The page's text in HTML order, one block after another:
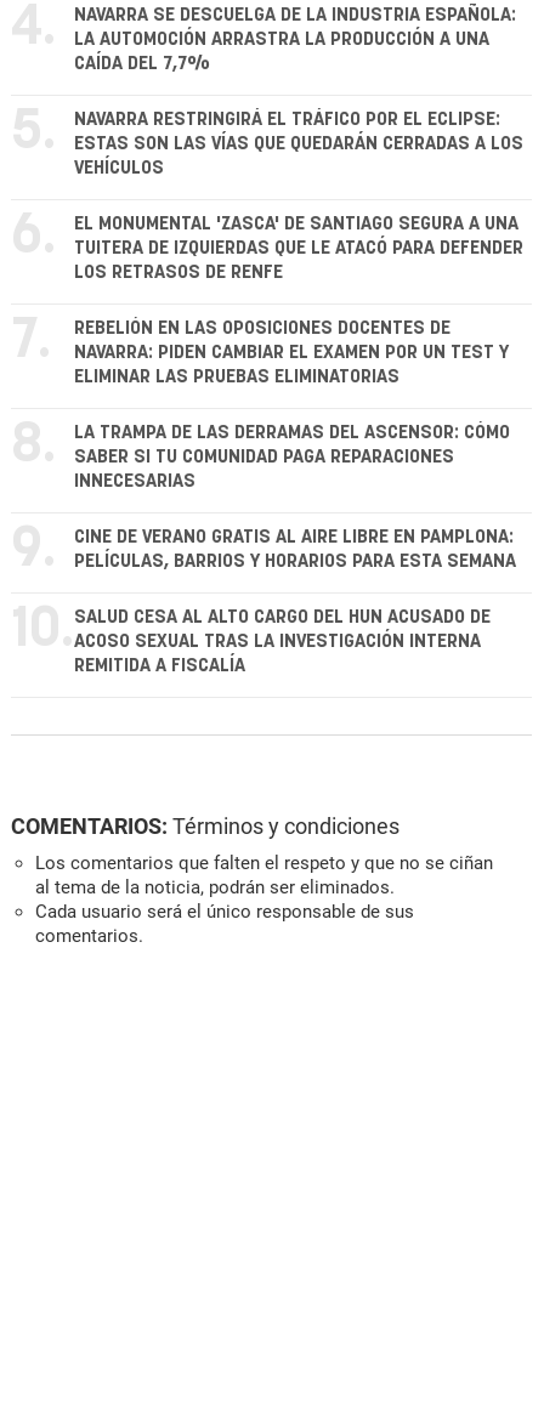
4.
NAVARRA SE DESCUELGA DE LA INDUSTRIA ESPAÑOLA:
LA AUTOMOCIÓN ARRASTRA LA PRODUCCIÓN A UNA
CAÍDA DEL 7,7%
5.
NAVARRA RESTRINGIRÁ EL TRÁFICO POR EL ECLIPSE:
ESTAS SON LAS VÍAS QUE QUEDARÁN CERRADAS A LOS
VEHÍCULOS
6.
EL MONUMENTAL 'ZASCA' DE SANTIAGO SEGURA A UNA
TUITERA DE IZQUIERDAS QUE LE ATACÓ PARA DEFENDER
LOS RETRASOS DE RENFE
7.
REBELIÓN EN LAS OPOSICIONES DOCENTES DE
NAVARRA: PIDEN CAMBIAR EL EXAMEN POR UN TEST Y
ELIMINAR LAS PRUEBAS ELIMINATORIAS
8.
LA TRAMPA DE LAS DERRAMAS DEL ASCENSOR: CÓMO
SABER SI TU COMUNIDAD PAGA REPARACIONES
INNECESARIAS
9.
CINE DE VERANO GRATIS AL AIRE LIBRE EN PAMPLONA:
PELÍCULAS, BARRIOS Y HORARIOS PARA ESTA SEMANA
10. SALUD CESA AL ALTO CARGO DEL HUN ACUSADO DE
ACOSO SEXUAL TRAS LA INVESTIGACIÓN INTERNA
REMITIDA A FISCALÍA
COMENTARIOS: Términos y condiciones
Los comentarios que falten el respeto y que no se ciñan
al tema de la noticia, podrán ser eliminados.
Cada usuario será el único responsable de sus
comentarios.